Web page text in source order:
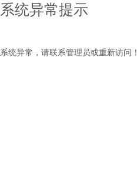
系统异常提示
系统异常，请联系管理员或重新访问！